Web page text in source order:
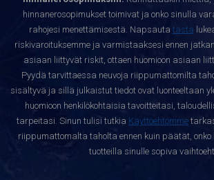
hinnanerosopimukset toimivat ja onko sinulla
rahojesi menettämisestä. Napsauta tästä
riskivaroituksemme ja varmistaaksesi ennen
asiaan liittyvät riskit, ottaen huomioon asiaan
Pyydä tarvittaessa neuvoja riippumattomilta
sisältyvä ja sillä julkaistut tiedot ovat luonteeltaan
huomioon henkilökohtaisia tavoitteitasi,
tarpeitasi. Sinun tulisi tutkia Käyttöehtomme
riippumattomalta taholta ennen kuin päätät,
tuotteilla sinulle sopiva